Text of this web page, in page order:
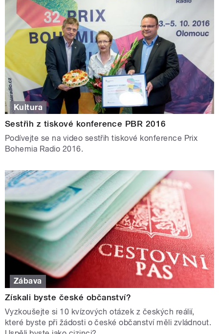
Kultura
Sestřih z tiskové konference PBR 2016
Podívejte se na video sestřih tiskové konference Prix
Bohemia Radio 2016.
Zábava
Získali byste české občanství?
Vyzkoušejte si 10 kvízových otázek z českých reálií,
které byste při žádosti o české občanství měli zvládnout.